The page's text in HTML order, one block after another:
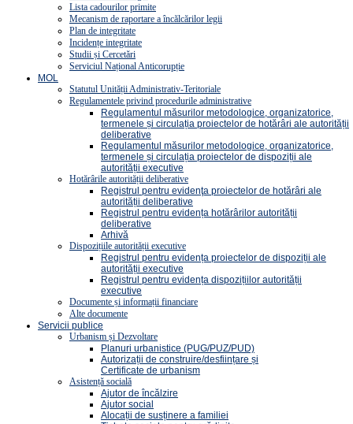
Lista cadourilor primite
Mecanism de raportare a încălcărilor legii
Plan de integritate
Incidențe integritate
Studii și Cercetări
Serviciul Național Anticorupție
MOL
Statutul Unității Administrativ-Teritoriale
Regulamentele privind procedurile administrative
Regulamentul măsurilor metodologice, organizatorice,
termenele și circulația proiectelor de hotărâri ale autorității
deliberative
Regulamentul măsurilor metodologice, organizatorice,
termenele și circulația proiectelor de dispoziții ale
autorității executive
Hotărârile autorității deliberative
Registrul pentru evidenţa proiectelor de hotărâri ale
autorității deliberative
Registrul pentru evidența hotărârilor autorității
deliberative
Arhivă
Dispozițiile autorității executive
Registrul pentru evidența proiectelor de dispoziții ale
autorității executive
Registrul pentru evidența dispozițiilor autorității
executive
Documente și informații financiare
Alte documente
Servicii publice
Urbanism și Dezvoltare
Planuri urbanistice (PUG/PUZ/PUD)
Autorizații de construire/desființare și
Certificate de urbanism
Asistență socială
Ajutor de încălzire
Ajutor social
Alocații de susținere a familiei